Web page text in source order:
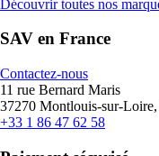
Découvrir toutes nos
SAV en France
Contactez-nous
11 rue Bernard Maris
37270 Montlouis-sur-Loire,
+33 1 86 47 62 58